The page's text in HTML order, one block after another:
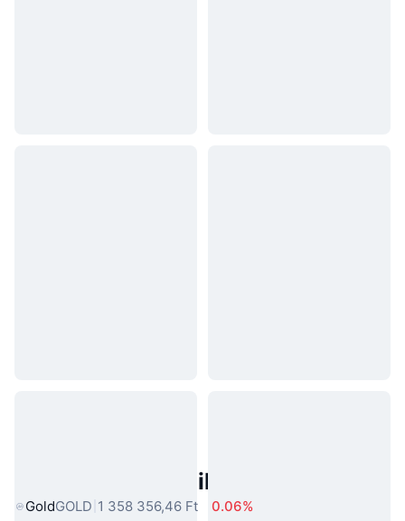
Népszerű Való Világbeli Eszközök
GoldGOLD 1 358 356,46 Ft 0.06%